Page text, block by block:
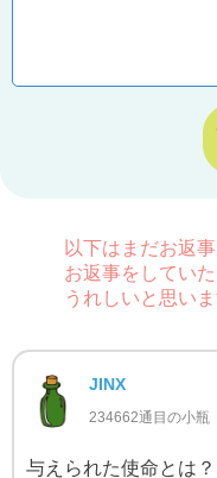
以下はまだお返
お返事をしてい
うれしいと思いま
JINX
234662通目の小瓶
与えられた使命とは